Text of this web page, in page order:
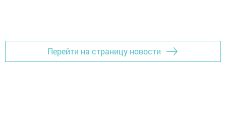
Перейти на страницу новости